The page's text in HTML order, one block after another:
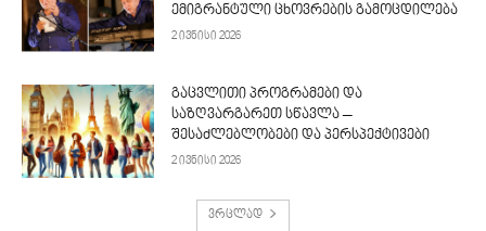
ემიგრანტული ცხოვრების გამოცდილება
2 ივნისი 2026
გაცვლითი პროგრამები და
საზღვარგარეთ სწავლა –
შესაძლებლობები და პერსპექტივები
2 ივნისი 2026
ვრცლად